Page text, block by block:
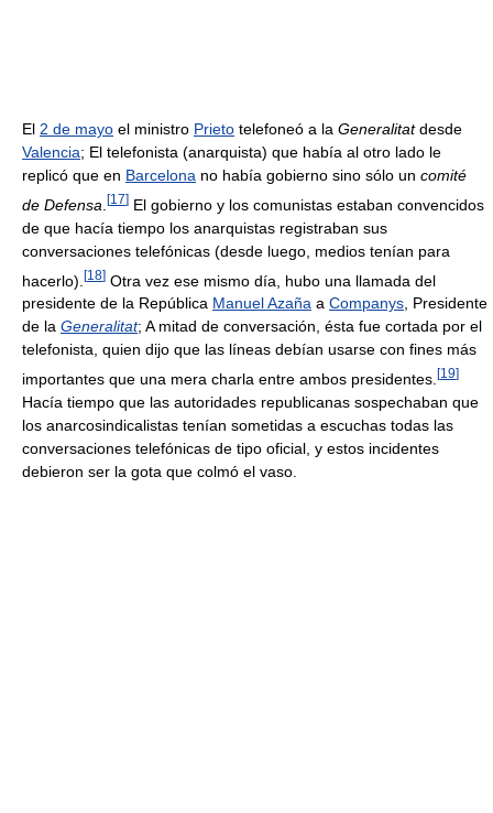
El 2 de mayo el ministro Prieto telefoneó a la Generalitatdesde
Valencia; El telefonista (anarquista) que había al otro lado le
replicó que en Barcelona no había gobierno sino sólo un comité
de Defensa [17] El gobierno y los comunistas estaban convencidos
de que hacía tiempo los anarquistas registraban sus
conversaciones telefónicas (desde luego, medios tenían para
hacerlo). [18] Otra vez ese mismo día, hubo una llamada del
presidente de la República Manuel Azaña a Companys, Presidente
de la Generalitat; A mitad de conversación, ésta fue cortada por el
telefonista, quien dijo que las líneas debían usarse con fines más
importantes que una mera charla entre ambos presidentes. [19]
Hacía tiempo que las autoridades republicanas sospechaban que
los anarcosindicalistas tenían sometidas a escuchas todas las
conversaciones telefónicas de tipo oficial, y estos incidentes
debieron ser la gota que colmó el vaso.